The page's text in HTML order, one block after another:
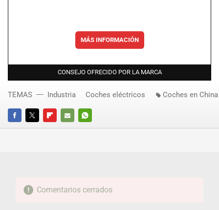
MÁS INFORMACIÓN
CONSEJO OFRECIDO POR LA MARCA
FACEBOOKTWITTERFLIPBOARD
E-
WHATSAPP
TEMAS Industria Coches eléctricos Coches en China
Comentarios cerrados